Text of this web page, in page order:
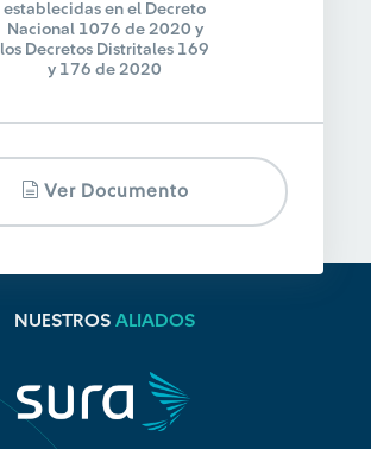
establecidas en el Decreto
Nacional 1076 de 2020 y
los Decretos Distritales 169
y 176 de 2020
Ver Documento
NUESTROS ALIADOS